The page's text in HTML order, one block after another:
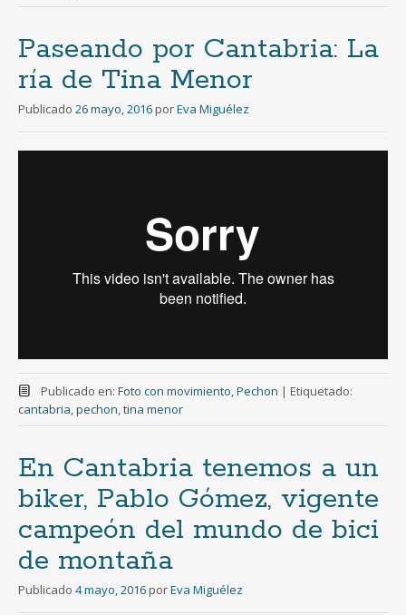
Paseando por Cantabria: La
ría de Tina Menor
Publicado 26 mayo, 2016 porEva Miguélez
Publicado en: Foto con movimiento,Pechon | Etiquetado:
cantabria,pechon,tina menor
En Cantabria tenemos a un
biker, Pablo Gómez, vigente
campeón del mundo de bici
de montaña
Publicado 4 mayo, 2016 porEva Miguélez